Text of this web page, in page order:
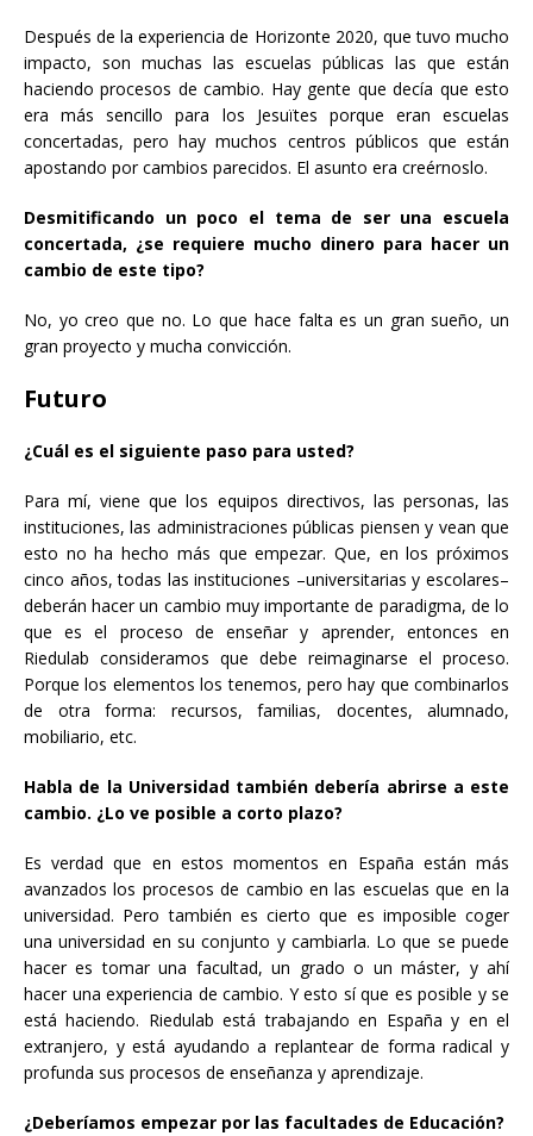
Después de la experiencia de Horizonte 2020, que tuvo mucho
impacto, son muchas las escuelas públicas las que están
haciendo procesos de cambio. Hay gente que decía que esto
era más sencillo para los Jesuïtes porque eran escuelas
concertadas, pero hay muchos centros públicos que están
apostando por cambios parecidos. El asunto era creérnoslo.
Desmitificando un poco el tema de ser una escuela
concertada, ¿se requiere mucho dinero para hacer un
cambio de este tipo?
No, yo creo que no. Lo que hace falta es un gran sueño, un
gran proyecto y mucha convicción.
Futuro
¿Cuál es el siguiente paso para usted?
Para mí, viene que los equipos directivos, las personas, las
instituciones, las administraciones públicas piensen y vean que
esto no ha hecho más que empezar. Que, en los próximos
cinco años, todas las instituciones –universitarias y escolares–
deberán hacer un cambio muy importante de paradigma, de lo
que es el proceso de enseñar y aprender, entonces en
Riedulab consideramos que debe reimaginarse el proceso.
Porque los elementos los tenemos, pero hay que combinarlos
de otra forma: recursos, familias, docentes, alumnado,
mobiliario, etc.
Habla de la Universidad también debería abrirse a este
cambio. ¿Lo ve posible a corto plazo?
Es verdad que en estos momentos en España están más
avanzados los procesos de cambio en las escuelas que en la
universidad. Pero también es cierto que es imposible coger
una universidad en su conjunto y cambiarla. Lo que se puede
hacer es tomar una facultad, un grado o un máster, y ahí
hacer una experiencia de cambio. Y esto sí que es posible y se
está haciendo. Riedulab está trabajando en España y en el
extranjero, y está ayudando a replantear de forma radical y
profunda sus procesos de enseñanza y aprendizaje.
¿Deberíamos empezar por las facultades de Educación?